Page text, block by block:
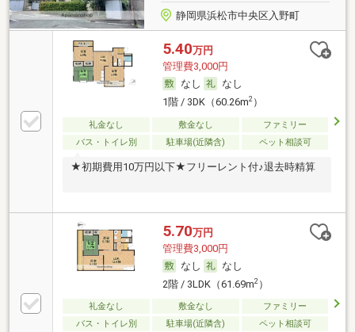
静岡県浜松市中央区入野町
5.40万円
管理費3,000円
なし
なし
1階 / 3DK（60.26m2）
礼金なし 敷金なし
ファミリー
バス・トイレ別
駐車場(近隣含) ペット相談可
★初期費用10万円以下★フリーレント付♪退去時精算
5.70万円
管理費3,000円
なし
なし
2階 / 3LDK（61.69m2）
礼金なし 敷金なし
ファミリー
バス・トイレ別
駐車場(近隣含) ペット相談可